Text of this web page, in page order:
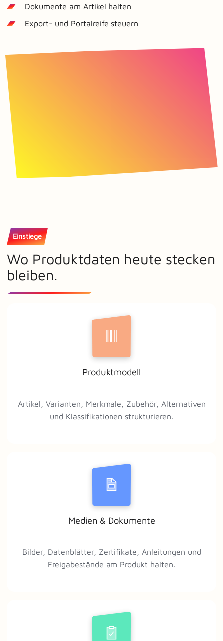
Dokumente am Artikel halten
Export- und Portalreife steuern
Einstiege
Wo Produktdaten heute stecken
bleiben.
Produktmodell
Artikel, Varianten, Merkmale, Zubehör, Alternativen
und Klassifikationen strukturieren.
Medien & Dokumente
Bilder, Datenblätter, Zertifikate, Anleitungen und
Freigabestände am Produkt halten.